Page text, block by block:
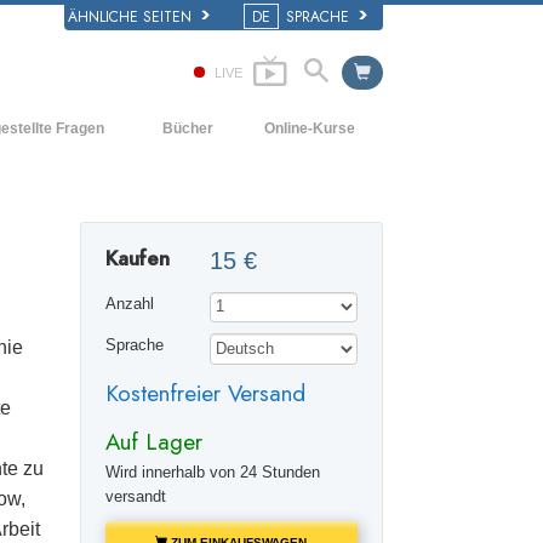
ÄHNLICHE SEITEN DE SPRACHE
LIVE
Fragen
der Scientology
Bücher
Hörbücher
Einführungsvorträge
Online-Kurse
Die Dynamiken des Daseins
Die Bestandteile des Verstehens
Lösungen für eine gefährliche Umwelt
Beistände für Krankheiten und
Die Ehe
zu
Kaufen 15 €
Anzahl
Sprache
Kostenfreier Versand
Auf Lager
Wird innerhalb von 24 Stunden
versandt